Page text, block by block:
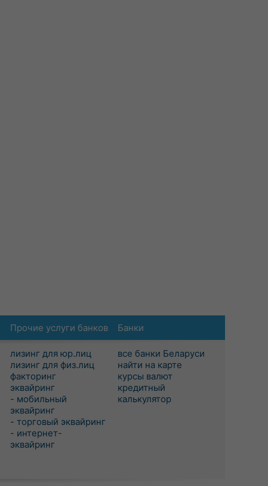
Прочие услуги банков
лизинг для юр.лиц
лизинг для физ.лиц
факторинг
эквайринг
- мобильный
эквайринг
- торговый эквайринг
- интернет-
эквайринг
Банки
все банки Беларуси
найти на карте
курсы валют
кредитный
калькулятор